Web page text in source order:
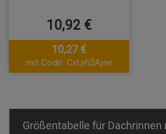
10,92 €
10,27 €
mit Code: CxLyh2Ajne
Größentabelle für Dachrinnen